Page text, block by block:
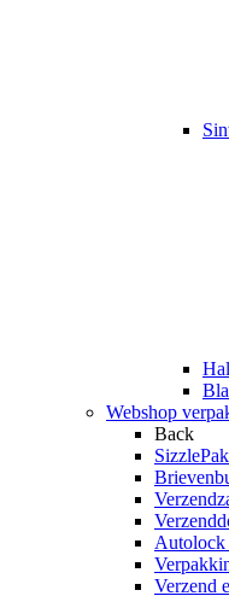
Webshop
Back
Autolock
Verzend